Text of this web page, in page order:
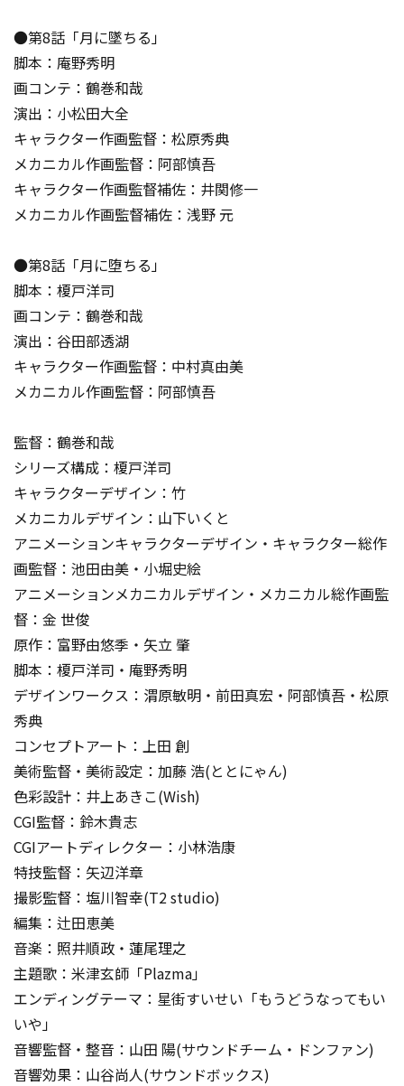
●第8話「月に墜ちる」
脚本：庵野秀明
画コンテ：鶴巻和哉
演出：小松田大全
キャラクター作画監督：松原秀典
メカニカル作画監督：阿部慎吾
キャラクター作画監督補佐：井関修一
メカニカル作画監督補佐：浅野 元
●第8話「月に堕ちる」
脚本：榎戸洋司
画コンテ：鶴巻和哉
演出：谷田部透湖
キャラクター作画監督：中村真由美
メカニカル作画監督：阿部慎吾
監督：鶴巻和哉
シリーズ構成：榎戸洋司
キャラクターデザイン：竹
メカニカルデザイン：山下いくと
アニメーションキャラクターデザイン・キャラクター総作
画監督：池田由美・小堀史絵
アニメーションメカニカルデザイン・メカニカル総作画監
督：金 世俊
原作：富野由悠季・矢立 肇
脚本：榎戸洋司・庵野秀明
デザインワークス：渭原敏明・前田真宏・阿部慎吾・松原
秀典
コンセプトアート：上田 創
美術監督・美術設定：加藤 浩(ととにゃん)
色彩設計：井上あきこ(Wish)
CGI監督：鈴木貴志
CGIアートディレクター：小林浩康
特技監督：矢辺洋章
撮影監督：塩川智幸(T2 studio)
編集：辻田恵美
音楽：照井順政・蓮尾理之
主題歌：米津玄師「Plazma」
エンディングテーマ：星街すいせい「もうどうなってもい
いや」
音響監督・整音：山田 陽(サウンドチーム・ドンファン)
音響効果：山谷尚人(サウンドボックス)